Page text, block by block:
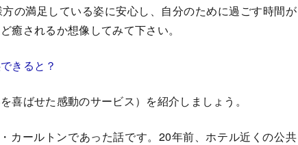
の満足している姿に安心し、自分のために過ごす時間が
癒されるか想像してみて下さい。
きると？
ばせた感動のサービス）を紹介しましょう。
カールトンであった話です。20年前、ホテル近くの公共